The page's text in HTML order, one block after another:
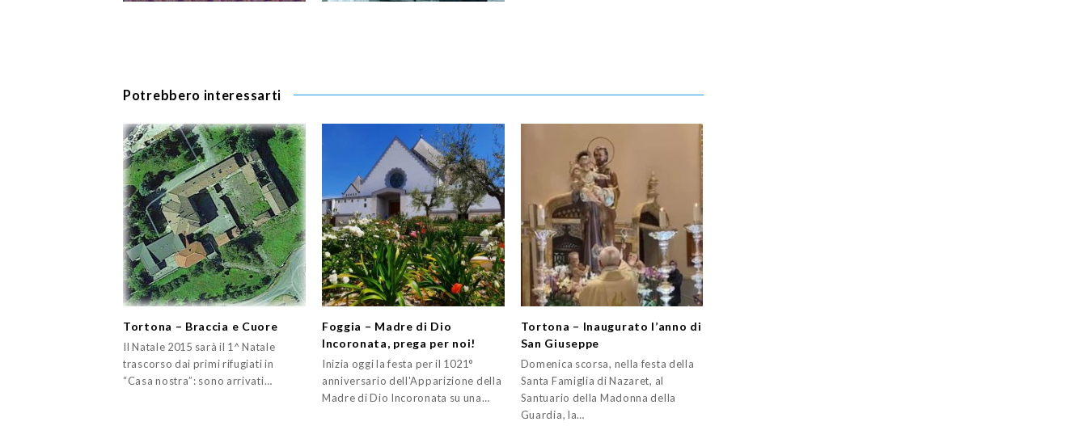
Potrebbero interessarti
Tortona – Braccia e Cuore
Il Natale 2015 sarà il 1^ Natale
trascorso dai primi rifugiati in
“Casa nostra”: sono arrivati…
Foggia – Madre di Dio
Incoronata, prega per noi!
Inizia oggi la festa per il 1021°
anniversario dell'Apparizione della
Madre di Dio Incoronata su una…
Tortona – Inaugurato l’anno di
San Giuseppe
Domenica scorsa, nella festa della
Santa Famiglia di Nazaret, al
Santuario della Madonna della
Guardia, la…